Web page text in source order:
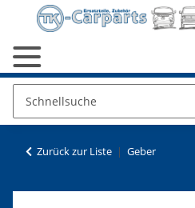
Zurück zur Liste Geber